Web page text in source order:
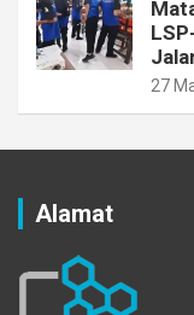
27
Alamat